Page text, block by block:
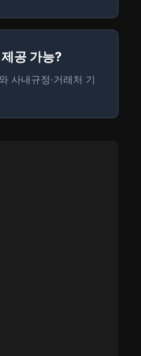
공 가능?
사내규정·거래처 기